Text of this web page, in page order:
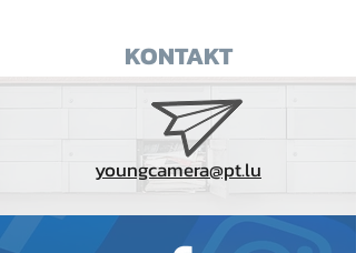
KONTAKT
youngcamera@pt.lu